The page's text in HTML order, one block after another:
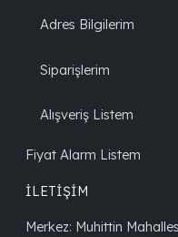
Adres Bilgilerim
Siparişlerim
Alışveriş Listem
Fiyat Alarm Listem
İLETİŞİM
Merkez: Muhittin